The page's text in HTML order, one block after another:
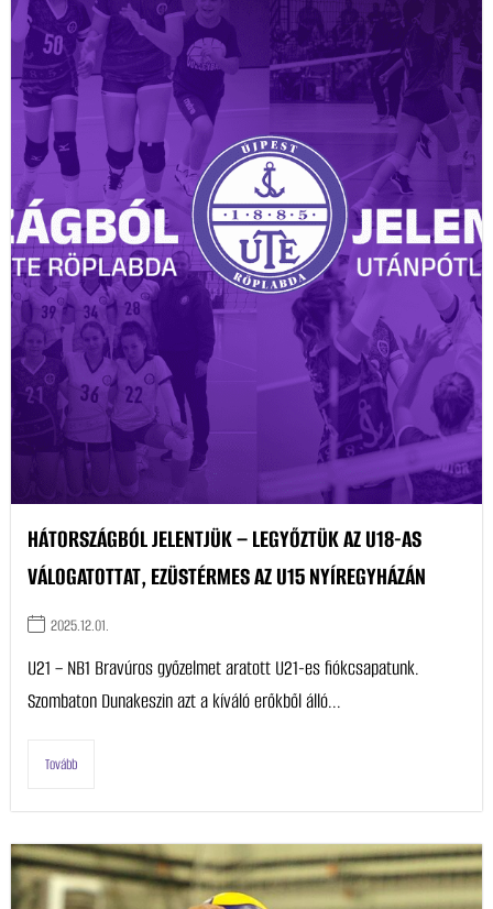
HÁTORSZÁGBÓL JELENTJÜK – LEGYŐZTÜK AZ U18-AS
VÁLOGATOTTAT, EZÜSTÉRMES AZ U15 NYÍREGYHÁZÁN
2025.12.01.
U21 – NB1 Bravúros győzelmet aratott U21-es fiókcsapatunk.
Szombaton Dunakeszin azt a kíváló erőkből álló...
Tovább